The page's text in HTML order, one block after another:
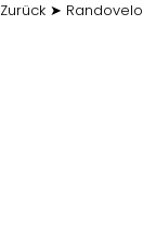
Zurück ➤ Randovelo